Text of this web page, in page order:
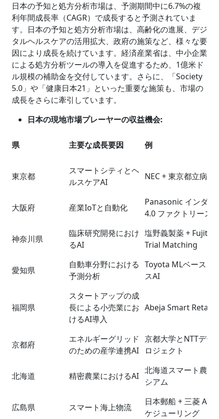
日本の予知と処方分析市場は、予測期間中に6.7%の複
利年間成長率（CAGR）で成長すると予測されていま
す。日本の予知と処方分析市場は、高齢化の進展、デジ
タルヘルスケアの活用拡大、政府の施策など、様々な要
因により成長を続けています。経済産業省は、中小企業
による処方分析ツールの導入を促進するため、1億米ド
ル規模の補助金を交付しています。さらに、「Society
5.0」や「健康日本21」といった重要な施策も、市場の
成長をさらに牽引しています。
日本の現地市場プレーヤーの収益機会:
県 主要な成長要因 例
東京都
スマートシティとヘ
ルスケアAI
NEC + 東京都立病院
大阪府 産業IoTと自動化
Panasonic インダス
4.0 ファクトリース
神奈川県
臨床研究開発におけ
るAI
塩野義製薬 +
Trial Matching
愛知県
自動車分野における
予測分析
Toyota MLベース メ
スAI
福岡県
スタートアップの成
長による小売業にお
けるAI導入
Abeja Smart Retail
京都府
エネルギーグリッド
のための産学連携AI
京都大学とNTTデー
ロジェクト
北海道 精密農業におけるAI
北海道スマート農業
シアム
広島県 スマート海上物流
日本郵船 + 三菱 AI
ケジューリング